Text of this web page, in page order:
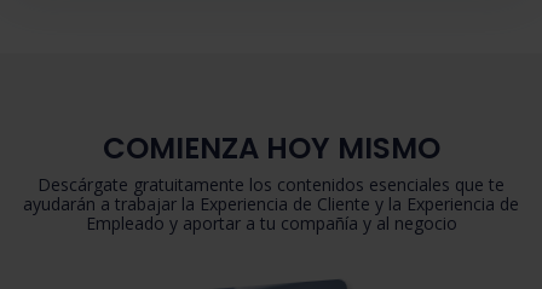
COMIENZA HOY MISMO
Descárgate gratuitamente los contenidos esenciales que te
ayudarán a trabajar la Experiencia de Cliente y la Experiencia de
Empleado y aportar a tu compañía y al negocio